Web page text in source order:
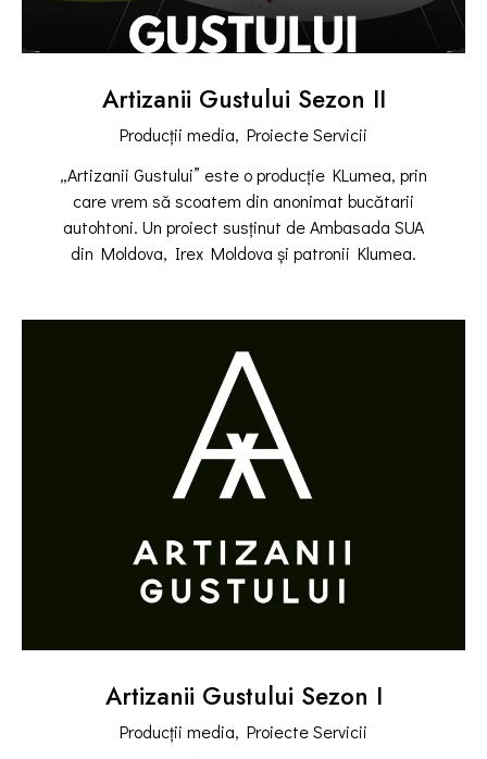
Artizanii Gustului Sezon II
Producții media, Proiecte Servicii
„Artizanii Gustului” este o producție KLumea, prin
care vrem să scoatem din anonimat bucătarii
autohtoni. Un proiect susținut de Ambasada SUA
din Moldova, Irex Moldova și patronii Klumea.
Artizanii Gustului Sezon I
Producții media, Proiecte Servicii